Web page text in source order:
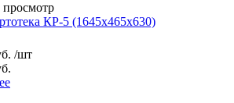
КР-5 (1645x465x630)
/шт